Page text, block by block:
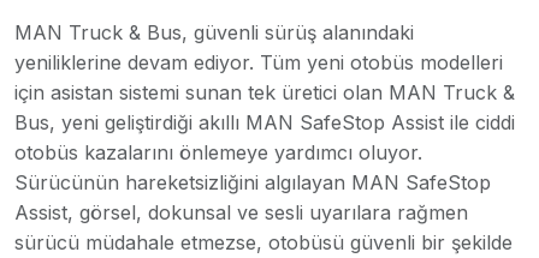
MAN Truck & Bus, güvenli sürüş alanındaki
yeniliklerine devam ediyor. Tüm yeni otobüs modelleri
için asistan sistemi sunan tek üretici olan MAN Truck &
Bus, yeni geliştirdiği akıllı MAN SafeStop Assist ile ciddi
otobüs kazalarını önlemeye yardımcı oluyor.
Sürücünün hareketsizliğini algılayan MAN SafeStop
Assist, görsel, dokunsal ve sesli uyarılara rağmen
sürücü müdahale etmezse, otobüsü güvenli bir şekilde